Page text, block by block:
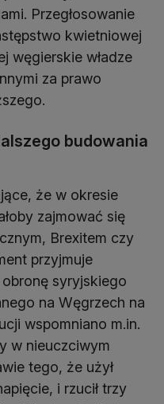
Przegłosowanie
kwietniowej
węgierskie władze
za prawo
budowania
że w okresie
zajmować się
Brexitem czy
przyjmuje
syryjskiego
na Węgrzech na
wspomniano m.in.
w nieuczciwym
tego, że użył
i rzucił trzy